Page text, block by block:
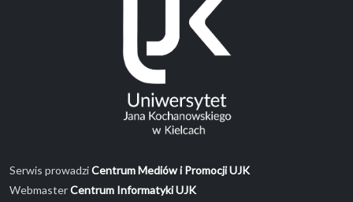
Serwis prowadziCentrum Mediów i Promocji UJK
WebmasterCentrum Informatyki UJK